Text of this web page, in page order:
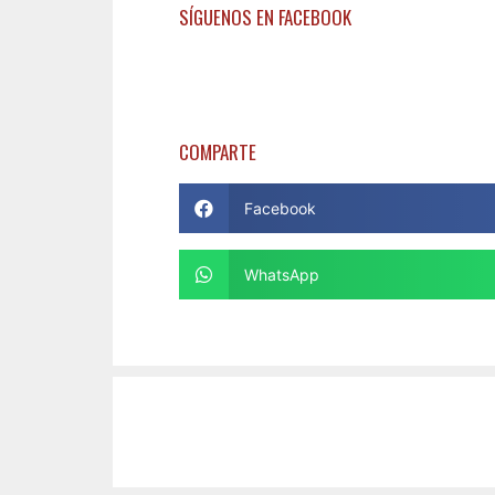
SÍGUENOS EN FACEBOOK
COMPARTE
Facebook
WhatsApp